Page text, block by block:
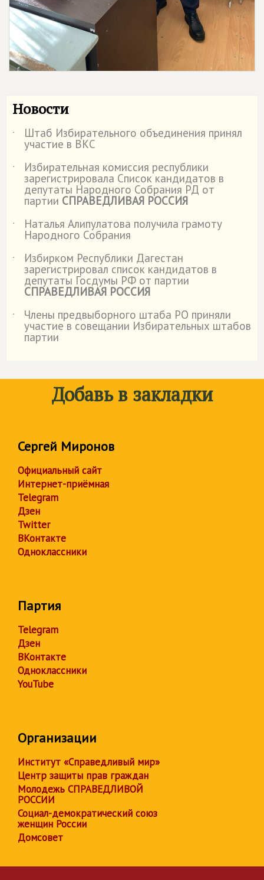
Новости
˙ Штаб Избирательного объединения принял
участие в ВКС
˙
Избирательная комиссия республики
зарегистрировала Список кандидатов в
депутаты Народного Собрания РД от
партии СПРАВЕДЛИВАЯ РОССИЯ
˙
Наталья Алипулатова получила грамоту
Народного Собрания
˙
Избирком Республики Дагестан
зарегистрировал список кандидатов в
депутаты Госдумы РФ от партии
СПРАВЕДЛИВАЯ РОССИЯ
˙
Члены предвыборного штаба РО приняли
участие в совещании Избирательных штабов
партии
Добавь в закладки
Сергей Миронов
Официальный сайт
Интернет-приёмная
Telegram
Дзен
Twitter
ВКонтакте
Одноклассники
Партия
Telegram
Дзен
ВКонтакте
Одноклассники
YouTube
Организации
Институт «Справедливый мир»
Центр защиты прав граждан
Молодежь СПРАВЕДЛИВОЙ
РОССИИ
Социал-демократический союз
женщин России
Домсовет